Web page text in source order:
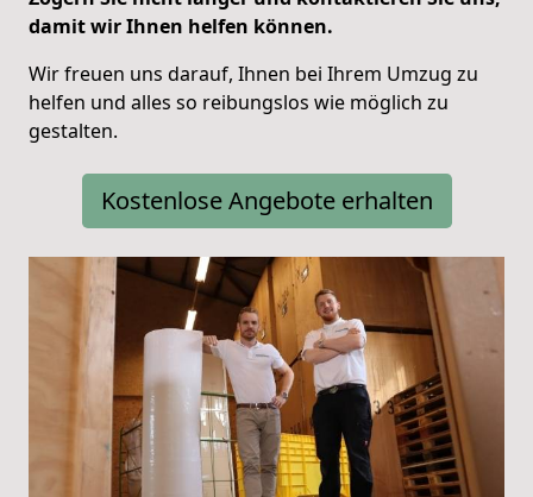
damit wir Ihnen helfen können.
Wir freuen uns darauf, Ihnen bei Ihrem Umzug zu
helfen und alles so reibungslos wie möglich zu
gestalten.
Kostenlose Angebote erhalten